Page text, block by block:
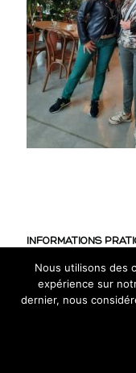
INFORMATIONS
CGV
Mentions légales
Nous utilisons des
expérience sur
dernier, nous